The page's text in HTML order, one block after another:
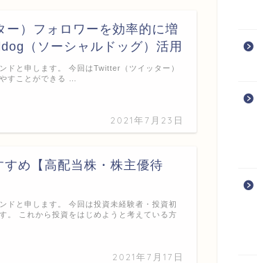
ー）フォロワーを効率的に増
（ソーシャルドッグ）活用
2021年7月23日
ドと申します。 今回はTwitter（ツイッター）
すことができる …
め【高配当株・株主優待
2021年7月17日
ドと申します。 今回は投資未経験者・投資初
。 これから投資をはじめようと考えている方